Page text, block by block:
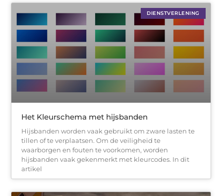
DIENSTVERLENING
Het Kleurschema met hijsbanden
Hijsbanden worden vaak gebruikt om zware lasten te
tillen of te verplaatsen. Om de veiligheid te
waarborgen en fouten te voorkomen, worden
hijsbanden vaak gekenmerkt met kleurcodes. In dit
artikel